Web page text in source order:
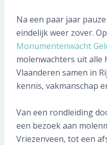
Na een paar jaar
eindelijk weer zover.
Monumentenwacht
molenwachters uit alle
Vlaanderen samen in
kennis, vakmanschap
Van een rondleiding
een bezoek aan
Vriezenveen, tot een
Kennisbank
Nieuws en
Contact
058 215 73 65
SNEL REGELEN